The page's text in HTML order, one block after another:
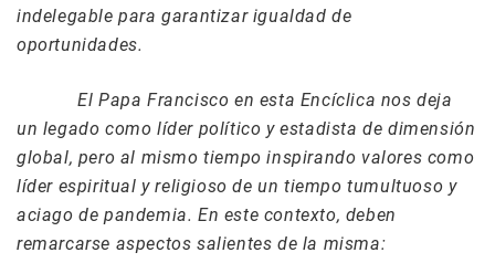
indelegable para garantizar igualdad de
oportunidades.
El Papa Francisco en esta Encíclica nos deja
un legado como líder político y estadista de dimensión
global, pero al mismo tiempo inspirando valores como
líder espiritual y religioso de un tiempo tumultuoso y
aciago de pandemia. En este contexto, deben
remarcarse aspectos salientes de la misma: